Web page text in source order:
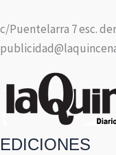
c/Puentelarra 7 esc. der.
EDICIONES